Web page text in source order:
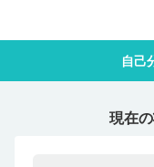
自己
現在